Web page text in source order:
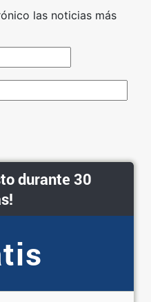
las noticias más
durante 30